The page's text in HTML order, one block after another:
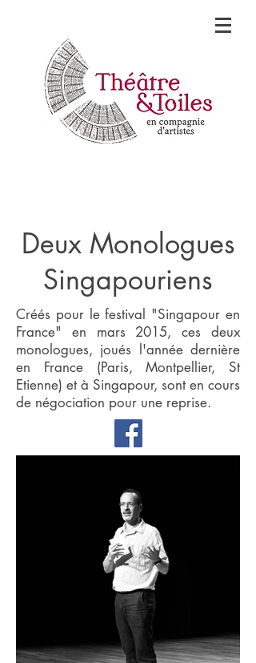
Deux Monologues
Singapouriens
Créés pour le festival "Singapour en
France" en mars 2015, ces deux
monologues, joués l'année dernière
en France (Paris, Montpellier, St
Etienne) et à Singapour, sont en cours
de négociation pour une reprise.